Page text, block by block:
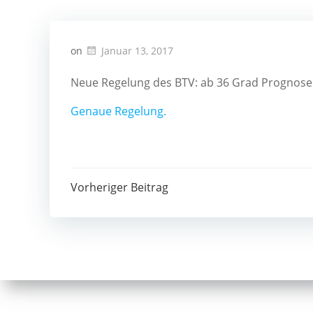
on Januar 13, 2017
Neue Regelung des BTV: ab 36 Grad
Genaue Regelung.
Post
navigation
Vorheriger Beitrag